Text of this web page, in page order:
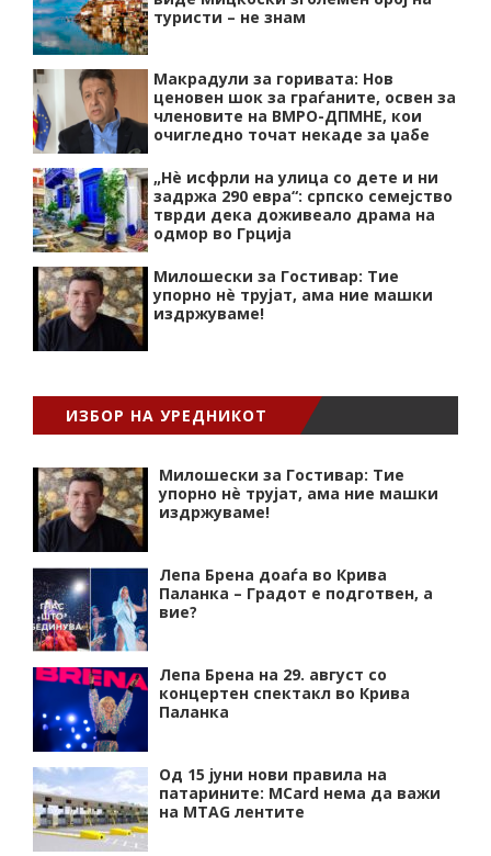
туристи – не знам
Макрадули за горивата: Нов
ценовен шок за граѓаните, освен за
членовите на ВМРО-ДПМНЕ, кои
очигледно точат некаде за џабе
„Нѐ исфрли на улица со дете и ни
задржа 290 евра“: српско семејство
тврди дека доживеало драма на
одмор во Грција
Милошески за Гостивар: Тие
упорно нѐ трујат, ама ние машки
издржуваме!
ИЗБОР НА УРЕДНИКОТ
Милошески за Гостивар: Тие
упорно нѐ трујат, ама ние машки
издржуваме!
Лепа Брена доаѓа во Крива
Паланка – Градот е подготвен, а
вие?
Лепа Брена на 29. август со
концертен спектакл во Крива
Паланка
Од 15 јуни нови правила на
патарините: MCard нема да важи
на MTAG лентите